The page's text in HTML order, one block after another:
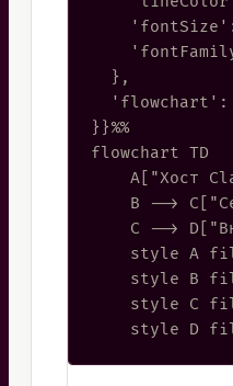
  },
}}%%
flowchart TD
A["Хост
B -->
C -->
style A
style B
style C